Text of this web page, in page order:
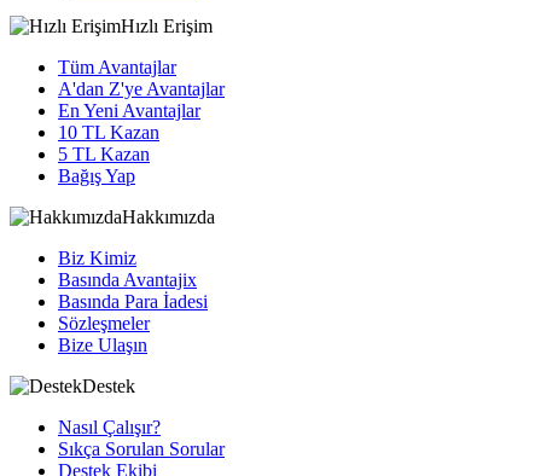
Hızlı Erişim
Tüm Avantajlar
A'dan Z'ye Avantajlar
En Yeni Avantajlar
10 TL Kazan
5 TL Kazan
Bağış Yap
Hakkımızda
Biz Kimiz
Basında Avantajix
Basında Para İadesi
Sözleşmeler
Bize Ulaşın
Destek
Nasıl Çalışır?
Sıkça Sorulan Sorular
Destek Ekibi